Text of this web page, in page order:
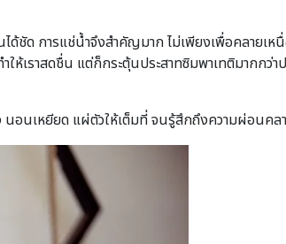
ชัด การแช่น้ำจึงสำคัญมาก ไม่เพียงเพื่อคลายเห
เราสดชื่น แต่ก็กระตุ้นประสาทซิมพาเทติมากกว่า
อนเหยียด แผ่ตัวให้เต็มที่ จนรู้สึกถึงความผ่อนคล